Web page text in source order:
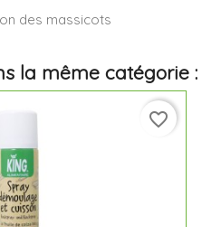
des massicots
la même catégorie :
favorite_border